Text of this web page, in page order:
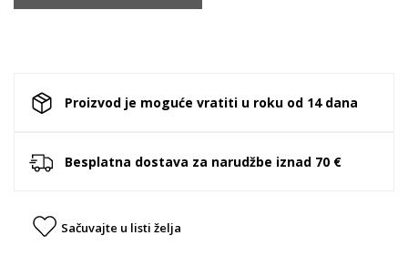
Proizvod je moguće vratiti u roku od 14 dana
Besplatna dostava za narudžbe iznad 70 €
Sačuvajte u listi želja